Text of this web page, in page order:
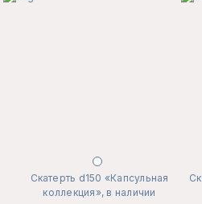
Скатерть d150 «Капсульная
коллекция», в наличии